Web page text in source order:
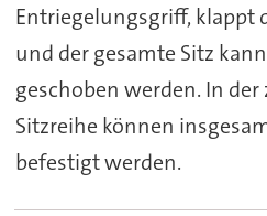
Entriegelungsgriff, klappt
und der gesamte Sitz
geschoben werden. In
Sitzreihe können
befestigt werden.